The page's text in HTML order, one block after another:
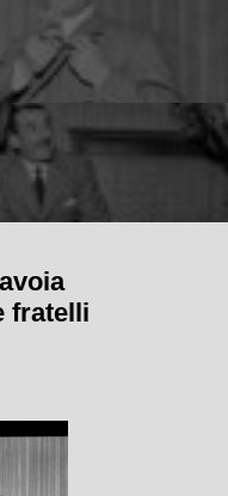
fratelli